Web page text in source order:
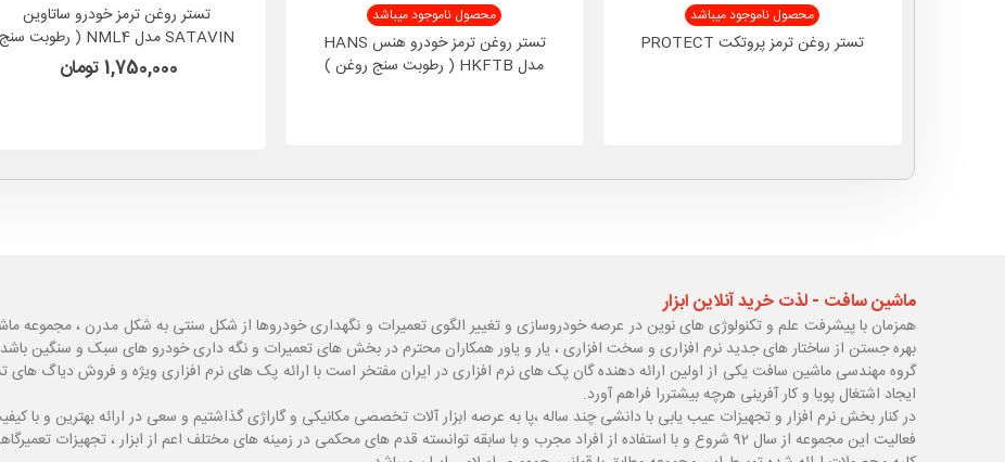
محصول ناموجود میباشد
تستر روغن ترمز پروتکت PROTECT
محصول ناموجود میباشد
تستر روغن ترمز خودرو هنس HANS
مدل HKFTB ( رطوبت سنج روغن )
تستر روغن ترمز خودرو ساتاوین
SATAVIN مدل NML4 ( رطوبت سنج
روغن )
1,750,000 تومان
ماشین سافت - لذت خرید آنلاین ابزار
همزمان با پیشرفت علم و تکنولوژی های نوین در عرصه خودروسازی و تغییر الگوی تعمیرات و نگهداری خودروها از شکل سنتی به شکل مدرن ، مجموعه
بهره جستن از ساختار های جدید نرم افزاری و سخت افزاری ، یار و یاور همکاران محترم در بخش های تعمیرات و نگه داری خودرو های سبک و سنگین باشد
گروه مهندسی ماشین سافت یکی از اولین ارائه دهنده گان پک های نرم افزاری در ایران مفتخر است با ارائه پک های نرم افزاری ویژه و فروش دیاگ
ایجاد اشتغال پویا و کار آفرینی هرچه بیشتررا فراهم آورد.
در کنار بخش نرم افزار و تجهیزات عیب یابی با دانشی چند ساله ،پابه عرصه ابزار آلات تخصصی مکانیکی و گاراژی گذاشتیم و سعی در ارائه بهترین و با
فعالیت این مجموعه از سال 92 شروع و با استفاده از افراد مجرب و با سابقه توانسته قدم های محکمی در زمینه های مختلف اعم از ابزار ، تجهیزات تعمیرگاهی و عیب یابی بردارد.